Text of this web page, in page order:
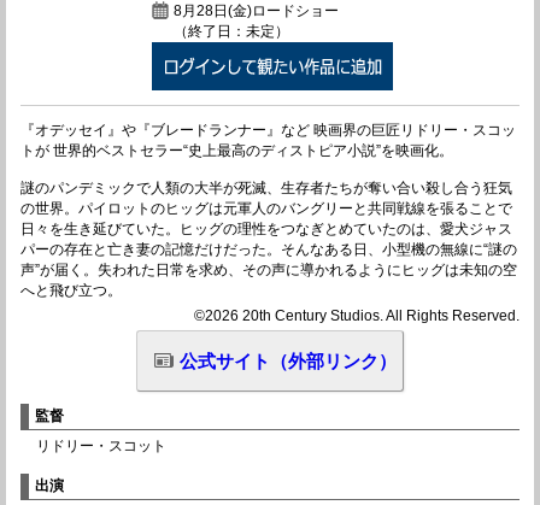
8月28日(金)ロードショー
（終了日：未定）
『オデッセイ』や『ブレードランナー』など 映画界の巨匠リドリー・スコッ
トが 世界的ベストセラー“史上最高のディストピア小説”を映画化。
謎のパンデミックで人類の大半が死滅、生存者たちが奪い合い殺し合う狂気
の世界。パイロットのヒッグは元軍人のバングリーと共同戦線を張ることで
日々を生き延びていた。ヒッグの理性をつなぎとめていたのは、愛犬ジャス
パーの存在と亡き妻の記憶だけだった。そんなある日、小型機の無線に“謎の
声”が届く。失われた日常を求め、その声に導かれるようにヒッグは未知の空
へと飛び立つ。
©2026 20th Century Studios. All Rights Reserved.
公式サイト（外部リンク）
監督
リドリー・スコット
出演